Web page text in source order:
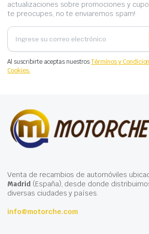
actualizaciones sobre promociones y
te preocupes, no te enviaremos spam!
Al suscribirte aceptas nuestrosTérminos y
Cookies.
Venta de recambios de automóviles
Madrid(España), desde donde
diversas ciudades y países.
info@motorche.com